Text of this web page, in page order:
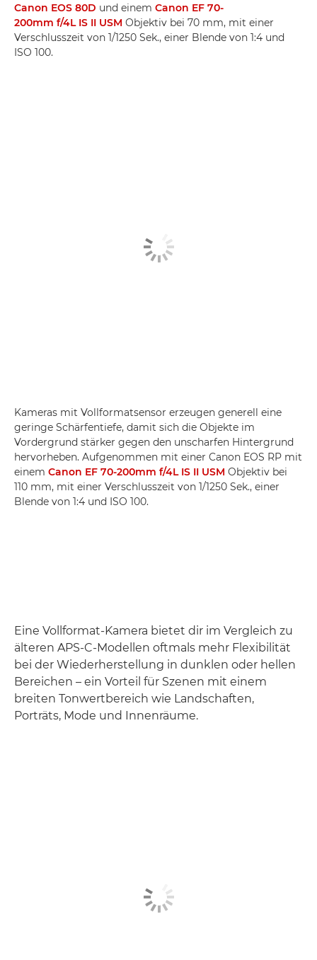
Canon EOS 80D und einem Canon EF 70-
200mm f/4L IS II USM Objektiv bei 70 mm, mit einer
Verschlusszeit von 1/1250 Sek., einer Blende von 1:4 und
ISO 100.
Kameras mit Vollformatsensor erzeugen generell eine
geringe Schärfentiefe, damit sich die Objekte im
Vordergrund stärker gegen den unscharfen Hintergrund
hervorheben. Aufgenommen mit einer Canon EOS RP mit
einem Canon EF 70-200mm f/4L IS II USM Objektiv bei
110 mm, mit einer Verschlusszeit von 1/1250 Sek., einer
Blende von 1:4 und ISO 100.
Eine Vollformat-Kamera bietet dir im Vergleich zu
älteren APS-C-Modellen oftmals mehr Flexibilität
bei der Wiederherstellung in dunklen oder hellen
Bereichen – ein Vorteil für Szenen mit einem
breiten Tonwertbereich wie Landschaften,
Porträts, Mode und Innenräume.